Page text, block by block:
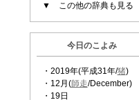
▼ この他の辞典も見る
今日のこよみ
・2019年(平成31年/猪)
・12月(師走/December)
・19日